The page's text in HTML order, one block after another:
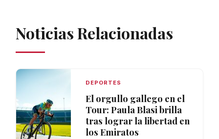
Noticias Relacionadas
DEPORTES
El orgullo gallego en el
Tour: Paula Blasi brilla
tras lograr la libertad en
los Emiratos